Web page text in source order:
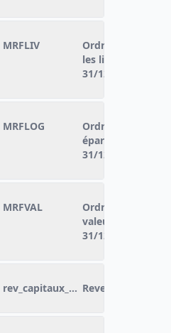
MRFLIV
Ordre de
les livrets
31/12/2010
MRFLOG
Ordre de
épargne
31/12/2010
MRFVAL
Ordre de
valeurs
31/12/2010
rev_capitaux_mobiliers
Revenus